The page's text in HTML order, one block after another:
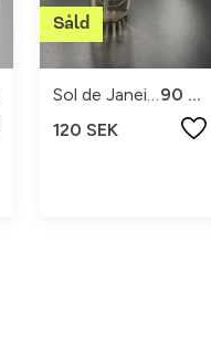
90 ml
120 SEK